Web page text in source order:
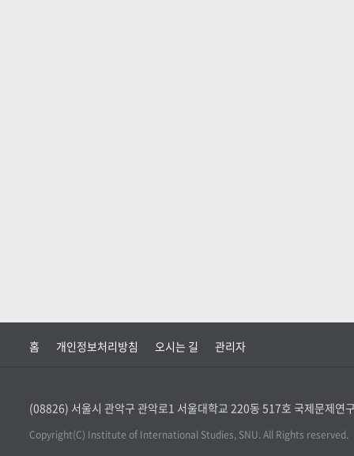
홈 개인정보처리방침 오시는 길 관리자
(08826) 서울시 관악구 관악로1 서울대학교 220동 517호 국제문제연
Copyright(C) Institute of International Studies, SNU. All Rights reserved.